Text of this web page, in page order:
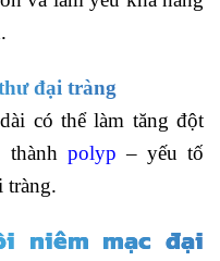
đại tràng
có thể làm tăng đột
thành polyp – yếu tố
tràng.
niêm mạc đại